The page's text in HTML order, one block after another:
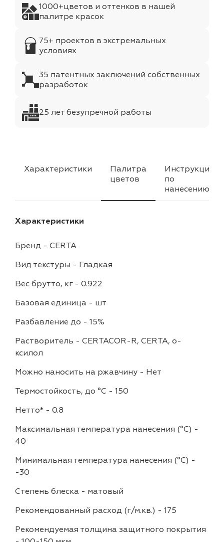
1000+цветов и оттенков в нашей
палитре красок
75+ проектов в экстремальных
условиях
35 патентных заключений собственных
разработок
25 лет безупречной работы
Характеристики
Палитра
цветов
Инструкция
по
нанесению
Характеристики
Бренд - CERTA
Вид текстуры - Гладкая
Вес брутто, кг - 0.922
Базовая единица - шт
Разбавление до - 15%
Растворитель - CERTACOR-R, CERTA, о-
ксилол
Можно наносить на ржавчину - Нет
Термостойкость, до °C - 150
Нетто* - 0.8
Максимальная температура нанесения (°С) -
40
Минимальная температура нанесения (°С) -
-30
Степень блеска - матовый
Рекомендованный расход (г/м.кв.) - 175
Рекомендуемая толщина защитного покрытия